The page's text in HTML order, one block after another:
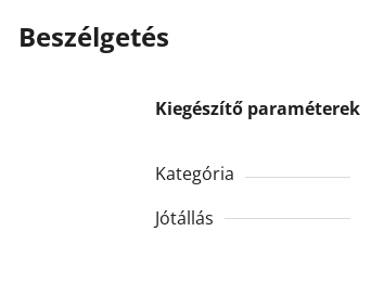
Beszélgetés
Kiegészítő paraméterek
Kategória
Jótállás